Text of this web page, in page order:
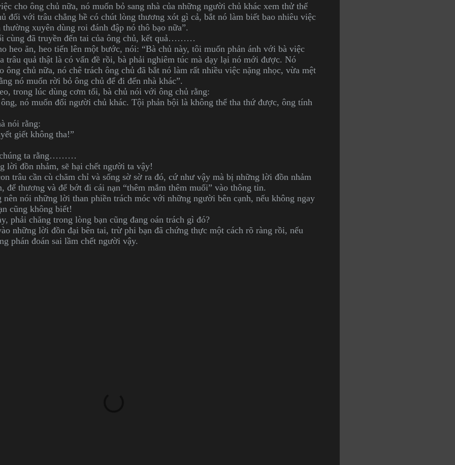
cho ông chủ nữa, nó muốn bỏ sang nhà của những người chủ khác xem thử thế
đối với trâu chẳng hề có chút lòng thương xót gì cả, bắt nó làm biết bao nhiêu việc
xuyên dùng roi đánh đập nó thô bạo nữa”.
cùng đã truyền đến tai của ông chủ, kết quả………
heo ăn, heo tiến lên một bước, nói: “Bà chủ này, tôi muốn phản ánh với bà việc
trâu quả thật là có vấn đề rồi, bà phải nghiêm túc mà dạy lại nó mới được. Nó
ông chủ nữa, nó chê trách ông chủ đã bắt nó làm rất nhiều việc nặng nhọc, vừa mệt
nó muốn rời bỏ ông chủ để đi đến nhà khác”.
trong lúc dùng cơm tối, bà chủ nói với ông chủ rằng:
nó muốn đổi người chủ khác. Tội phản bội là không thể tha thứ được, ông tính
nói rằng:
giết không tha!”
chúng ta rằng………
lời đồn nhảm, sẽ hại chết người ta vậy!
trâu cần cù chăm chỉ và sống sờ sờ ra đó, cứ như vậy mà bị những lời đồn nhảm
để thương và để bớt đi cái nạn “thêm mắm thêm muối” vào thông tin.
nên nói những lời than phiền trách móc với những người bên cạnh, nếu không ngay
cũng không biết!
phải chăng trong lòng bạn cũng đang oán trách gì đó?
những lời đồn đại bên tai, trừ phi bạn đã chứng thực một cách rõ ràng rồi, nếu
phán đoán sai lầm chết người vậy.